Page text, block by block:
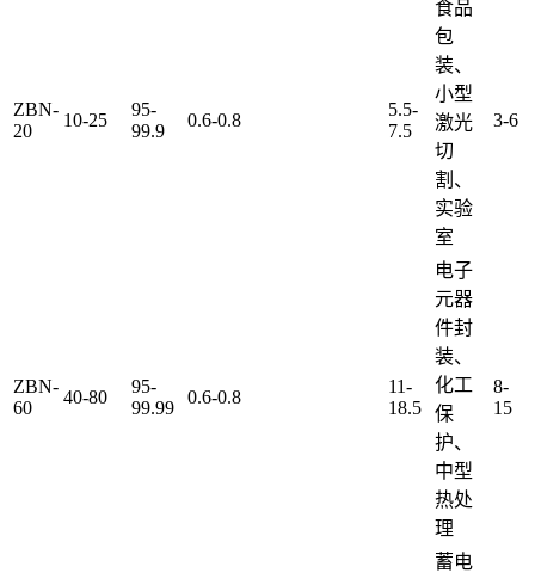
ZBN-
20
10-25
95-
99.9
0.6-0.8
5.5-
7.5
食品
包
装、
小型
激光
切
割、
实验
室
3-6
ZBN-
60
40-80
95-
99.99
0.6-0.8
11-
18.5
电子
元器
件封
装、
化工
保
护、
中型
热处
理
8-
15
蓄电